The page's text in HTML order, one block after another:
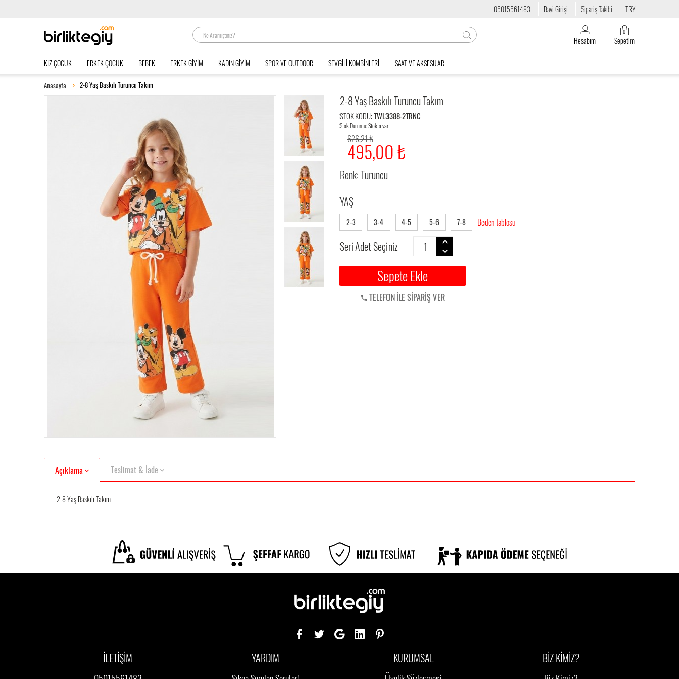
05015561483 Bayi Girişi Sipariş Takibi TRY
Hesabım
0
Sepetim
KIZ ÇOCUK ERKEK ÇOCUK BEBEK ERKEK GIYIM KADIN GIYIM SPOR VE OUTDOOR SEVGILI KOMBINLERI SAAT VE AKSESUAR
Anasayfa 2-8 Yaş Baskılı Turuncu Takım
2-8 Yaş Baskılı Turuncu Takım
STOK KODU:TWL3388-2TRNC
Stok Durumu: Stokta var
626,21 ₺
495,00 ₺
Renk: Turuncu
YAŞ
2-3 3-4 4-5 5-6 7-8 Beden tablosu
Seri Adet Seçiniz
Sepete Ekle
TELEFON İLE SİPARİŞ VER
Açıklama Teslimat & İade
2-8 Yaş Baskılı Takım
İLETİŞİM YARDIM KURUMSAL BİZ KİMİZ?